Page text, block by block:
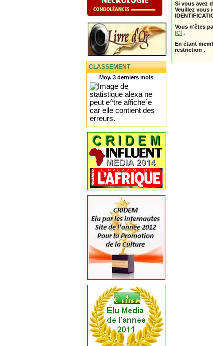
CLASSEMENT
Moy. 3 derniers mois
Si vous avez
Veuillez vous
Vous n'êtes
ICI .
En étant
restriction .